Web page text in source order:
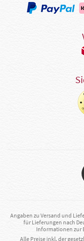
Angaben zu Versand und
für Lieferungen nach
Informationen zur
Alle Preise inkl. der